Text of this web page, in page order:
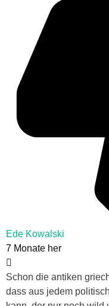
Ede Kowalski
7 Monate her
Schon die antiken
dass aus jedem